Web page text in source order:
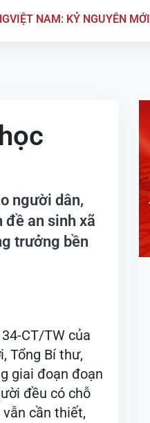
VIỆT NAM: KỶ NGUYÊN MỚI
người dân,
đề an sinh xã
trưởng bền
CT/TW của
Tổng Bí thư,
giai đoạn đoạn
đều có chỗ
vẫn cần thiết,